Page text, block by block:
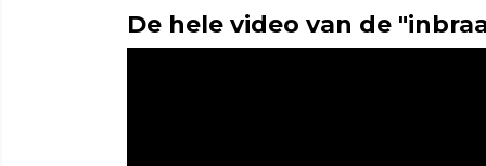
De hele video van de